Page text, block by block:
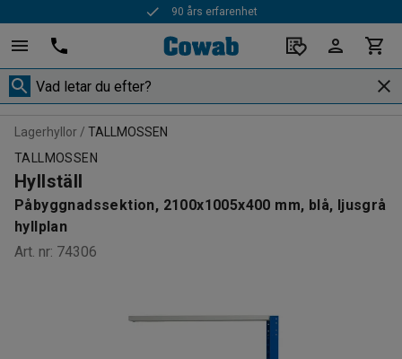
90 års erfarenhet
Lagerhyllor
TALLMOSSEN
TALLMOSSEN
Hyllställ
Påbyggnadssektion, 2100x1005x400 mm, blå, ljusgrå
hyllplan
Art. nr: 74306